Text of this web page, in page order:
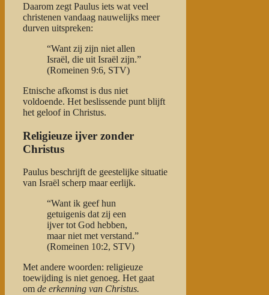
Daarom zegt Paulus iets wat veel
christenen vandaag nauwelijks meer
durven uitspreken:
“Want zij zijn niet allen
Israël, die uit Israël zijn.”
(Romeinen 9:6, STV)
Etnische afkomst is dus niet
voldoende. Het beslissende punt blijft
het geloof in Christus.
Religieuze ijver zonder
Christus
Paulus beschrijft de geestelijke situatie
van Israël scherp maar eerlijk.
“Want ik geef hun
getuigenis dat zij een
ijver tot God hebben,
maar niet met verstand.”
(Romeinen 10:2, STV)
Met andere woorden: religieuze
toewijding is niet genoeg. Het gaat
om de erkenning van Christus.